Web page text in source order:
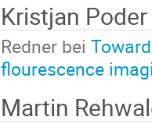
Kristjan Poder
Redner bei
flourescence
Martin